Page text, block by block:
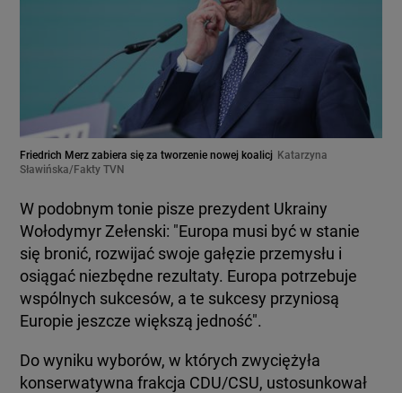
Friedrich Merz zabiera się za tworzenie nowej koalicj Katarzyna
Sławińska/Fakty TVN
W podobnym tonie pisze prezydent Ukrainy
Wołodymyr Zełenski: "Europa musi być w stanie
się bronić, rozwijać swoje gałęzie przemysłu i
osiągać niezbędne rezultaty. Europa potrzebuje
wspólnych sukcesów, a te sukcesy przyniosą
Europie jeszcze większą jedność".
Do wyniku wyborów, w których zwyciężyła
konserwatywna frakcja CDU/CSU, ustosunkował